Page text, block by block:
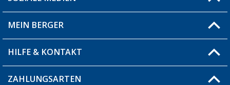
Du hast eine Frage?
Filiale finden
MEIN BERGER
Blog
Produkttester
HILFE & KONTAKT
Fragen & Antworten / FAQ
ZAHLUNGSARTEN